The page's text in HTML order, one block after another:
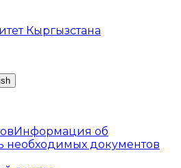
Кыргызстана
Информация об
необходимых документов